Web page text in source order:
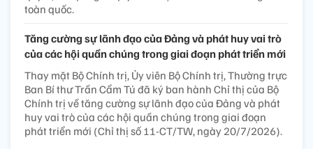
toàn quốc.
Tăng cường sự lãnh đạo của Đảng và phát huy vai trò
của các hội quần chúng trong giai đoạn phát triển mới
Thay mặt Bộ Chính trị, Ủy viên Bộ Chính trị, Thường trực
Ban Bí thư Trần Cẩm Tú đã ký ban hành Chỉ thị của Bộ
Chính trị về tăng cường sự lãnh đạo của Đảng và phát
huy vai trò của các hội quần chúng trong giai đoạn
phát triển mới (Chỉ thị số 11-CT/TW, ngày 20/7/2026).